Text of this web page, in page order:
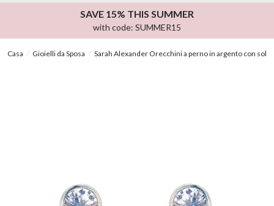
SAVE 15% THIS SUMMER
with code: SUMMER15
Casa Gioielli da Sposa Sarah Alexander Orecchini a perno in argento con